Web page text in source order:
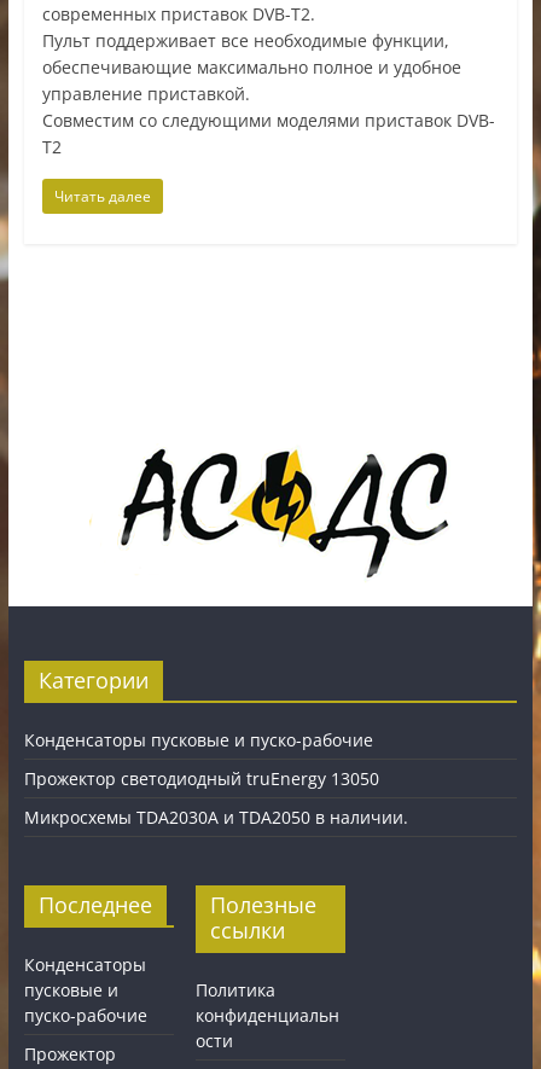
современных приставок DVB-T2.
Пульт поддерживает все необходимые функции,
обеспечивающие максимально полное и удобное
управление приставкой.
Совместим со следующими моделями приставок DVB-
Т2
Читать далее
Категории
Конденсаторы пусковые и пуско-рабочие
Прожектор светодиодный truEnergy 13050
Микросхемы TDA2030A и TDA2050 в наличии.
Последнее
Конденсаторы
пусковые и
пуско-рабочие
Прожектор
Полезные
ссылки
Политика
конфиденциальн
ости